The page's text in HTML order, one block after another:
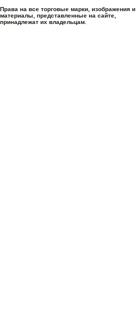
Права на все торговые марки, изображения и
материалы, представленные на сайте,
принадлежат их владельцам.